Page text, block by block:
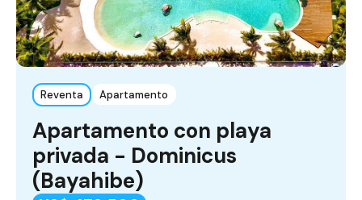
Reventa Apartamento
Apartamento con playa
privada - Dominicus
(Bayahibe)